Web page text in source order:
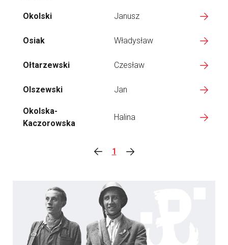
Okolski Janusz
Osiak Władysław
Ołtarzewski Czesław
Olszewski Jan
Okolska-
Kaczorowska
Halina
1